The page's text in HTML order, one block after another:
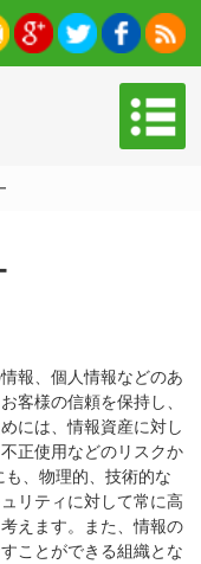
報、個人情報などのあ
客様の信頼を保持し、
には、情報資産に対し
正使用などのリスクか
、物理的、技術的な
リティに対して常に高
えます。また、情報の
ことができる組織とな